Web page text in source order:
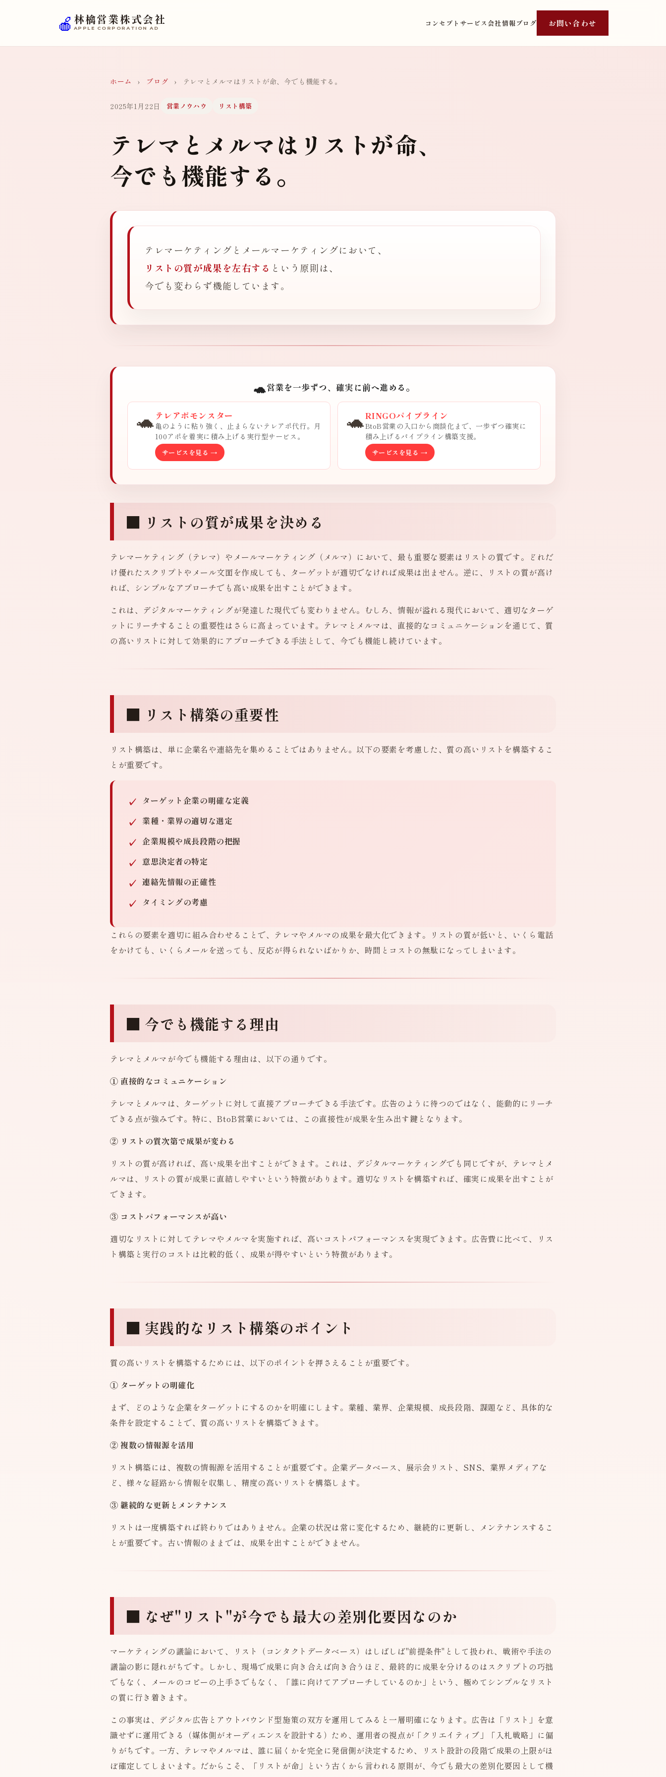
🍎 林檎営業株式会社
APPLE CORPORATION AD
コンセプト サービス 会社情報ブログ お問い合わせ
ホーム › ブログ › テレマとメルマはリストが命、今でも機能する。
2025年1月22日 営業ノウハウ リスト構築
テレマとメルマはリストが命、
今でも機能する。
テレマーケティングとメールマーケティングにおいて、
リストの質が成果を左右する という原則は、
今でも変わらず機能しています。
🐢営業を一歩ずつ、確実に前へ進める。
🐢 テレアポモンスター
亀のように粘り強く、止まらないテレアポ代行。月
100アポを着実に積み上げる実行型サービス。
サービスを見る →
🐢RINGOパイプライン
BtoB営業の入口から商談化まで、一歩ずつ確実に
積み上げるパイプライン構築支援。
サービスを見る →
■ リストの質が成果を決める
テレマーケティング（テレマ）やメールマーケティング（メルマ）において、最も重要な要素はリストの質です。どれだ
け優れたスクリプトやメール文面を作成しても、ターゲットが適切でなければ成果は出ません。逆に、リストの質が高け
れば、シンプルなアプローチでも高い成果を出すことができます。
これは、デジタルマーケティングが発達した現代でも変わりません。むしろ、情報が溢れる現代において、適切なターゲ
ットにリーチすることの重要性はさらに高まっています。テレマとメルマは、直接的なコミュニケーションを通じて、質
の高いリストに対して効果的にアプローチできる手法として、今でも機能し続けています。
■ リスト構築の重要性
リスト構築は、単に企業名や連絡先を集めることではありません。以下の要素を考慮した、質の高いリストを構築するこ
とが重要です。
ターゲット企業の明確な定義
業種・業界の適切な選定
企業規模や成長段階の把握
意思決定者の特定
連絡先情報の正確性
タイミングの考慮
これらの要素を適切に組み合わせることで、テレマやメルマの成果を最大化できます。リストの質が低いと、いくら電話
をかけても、いくらメールを送っても、反応が得られないばかりか、時間とコストの無駄になってしまいます。
■ 今でも機能する理由
テレマとメルマが今でも機能する理由は、以下の通りです。
① 直接的なコミュニケーション
テレマとメルマは、ターゲットに対して直接アプローチできる手法です。広告のように待つのではなく、能動的にリーチ
できる点が強みです。特に、BtoB営業においては、この直接性が成果を生み出す鍵となります。
② リストの質次第で成果が変わる
リストの質が高ければ、高い成果を出すことができます。これは、デジタルマーケティングでも同じですが、テレマとメ
ルマは、リストの質が成果に直結しやすいという特徴があります。適切なリストを構築すれば、確実に成果を出すことが
できます。
③ コストパフォーマンスが高い
適切なリストに対してテレマやメルマを実施すれば、高いコストパフォーマンスを実現できます。広告費に比べて、リス
ト構築と実行のコストは比較的低く、成果が得やすいという特徴があります。
■ 実践的なリスト構築のポイント
質の高いリストを構築するためには、以下のポイントを押さえることが重要です。
① ターゲットの明確化
まず、どのような企業をターゲットにするのかを明確にします。業種、業界、企業規模、成長段階、課題など、具体的な
条件を設定することで、質の高いリストを構築できます。
② 複数の情報源を活用
リスト構築には、複数の情報源を活用することが重要です。企業データベース、展示会リスト、SNS、業界メディアな
ど、様々な経路から情報を収集し、精度の高いリストを構築します。
③ 継続的な更新とメンテナンス
リストは一度構築すれば終わりではありません。企業の状況は常に変化するため、継続的に更新し、メンテナンスするこ
とが重要です。古い情報のままでは、成果を出すことができません。
■ なぜ"リスト"が今でも最大の差別化要因なのか
マーケティングの議論において、リスト（コンタクトデータベース）はしばしば"前提条件"として扱われ、戦術や手法の
議論の影に隠れがちです。しかし、現場で成果に向き合えば向き合うほど、最終的に成果を分けるのはスクリプトの巧拙
でもなく、メールのコピーの上手さでもなく、「誰に向けてアプローチしているのか」という、極めてシンプルなリスト
の質に行き着きます。
この事実は、デジタル広告とアウトバウンド型施策の双方を運用してみると一層明確になります。広告は「リスト」を意
識せずに運用できる（媒体側がオーディエンスを設計する）ため、運用者の視点が「クリエイティブ」「入札戦略」に偏
りがちです。一方、テレマやメルマは、誰に届くかを完全に発信側が決定するため、リスト設計の段階で成果の上限がほ
ぼ確定してしまいます。だからこそ、「リストが命」という古くから言われる原則が、今でも最大の差別化要因として機